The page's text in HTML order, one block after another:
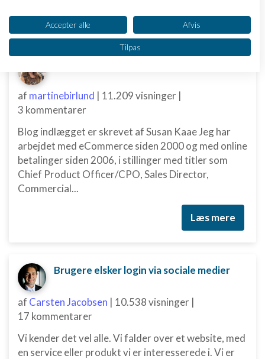
Nye ekspertblog-indlæg om Div.
af martinebirlund | 11.209 visninger |
3 kommentarer
Blog indlægget er skrevet af Susan Kaae Jeg har
arbejdet med eCommerce siden 2000 og med online
betalinger siden 2006, i stillinger med titler som
Chief Product Officer/CPO, Sales Director,
Commercial...
Læs mere
Brugere elsker login via sociale medier
af Carsten Jacobsen | 10.538 visninger |
17 kommentarer
Vi kender det vel alle. Vi falder over et website, med
en service eller produkt vi er interesserede i. Vi er
Se partnerliste (2 IAB-leverandører)
Vi bruger dine data til følgende formål:
IAB's behandlingsformål:
Opbevare og/eller tilgå oplysninger på en
enhed
Bruge begrænsede oplysninger til at vælge
annoncering
Oprette profiler til tilpasset annoncering
Bruge profiler til at vælge tilpasset
annoncering
Måle indholdseffektivitet
Forstå målgrupper gennem statistikker eller
kombinationer af oplysninger fra forskellige
kilder
Udvikle og forbedre tjenester
Accepter alle Afvis
Tilpas